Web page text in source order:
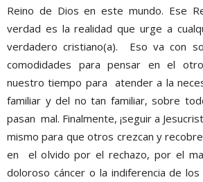
Reino de Diosen este mundo. Ese
verdad es la realidad que urge a
verdadero cristiano(a). Eso va con s
comodidades para pensar en el otro
nuestro tiempo para atendera la
familiar y del no tan familiar, sobre
pasan mal. Finalmente, ¡seguir a
mismopara que otros crezcan y recobre
en el olvidopor el rechazo, por el
doloroso cáncer o la indiferencia de los